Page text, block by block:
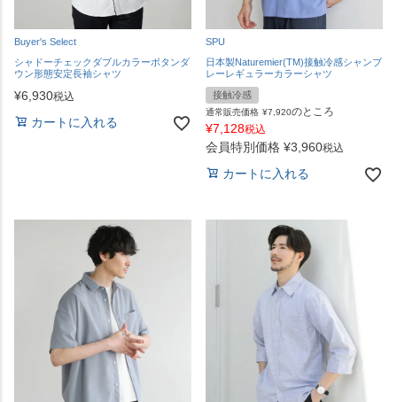
Buyer's Select
シャドーチェックダブルカラーボタンダ
ウン形態安定長袖シャツ
¥6,930税込
カートに入れる
SPU
日本製Naturemier(TM)接触冷感シャンブ
レーレギュラーカラーシャツ
接触冷感
通常販売価格 ¥7,920のところ
¥7,128税込
会員特別価格 ¥3,960税込
カートに入れる